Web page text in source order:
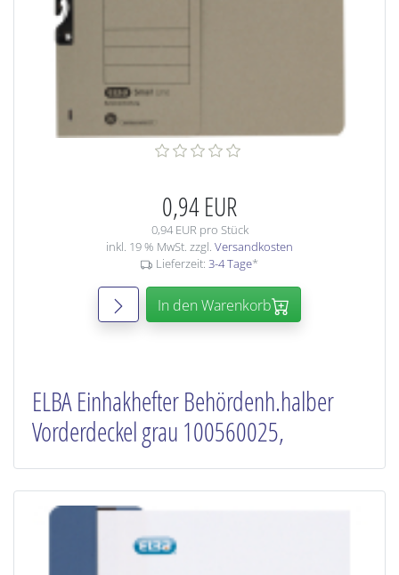
0,94 EUR
0,94 EUR pro Stück
inkl. 19 % MwSt. zzgl. Versandkosten
Lieferzeit: 3-4 Tage*
In den Warenkorb
ELBA Einhakhefter Behördenh.halber
Vorderdeckel grau 100560025,